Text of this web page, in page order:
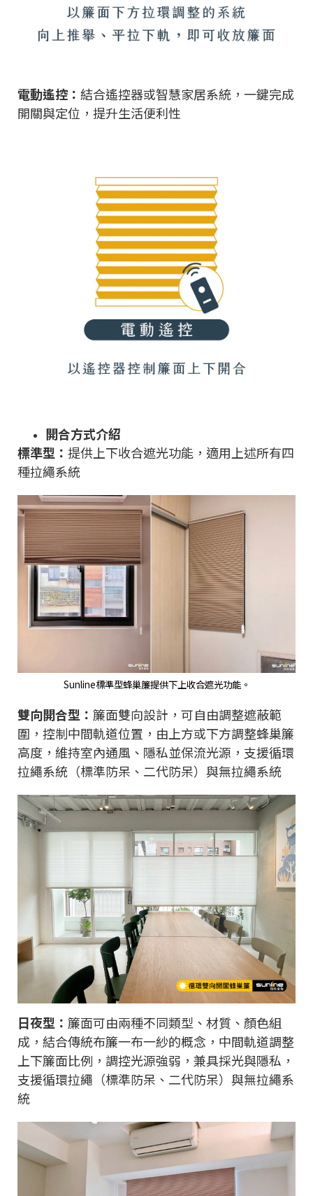
電動遙控： 結合遙控器或智慧家居系統，一鍵完成
開關與定位，提升生活便利性
開合方式介紹
標準型： 提供上下收合遮光功能，適用上述所有四
種拉繩系統
Sunline標準型蜂巢簾提供下上收合遮光功能。
雙向開合型： 簾面雙向設計，可自由調整遮蔽範
圍，控制中間軌道位置，由上方或下方調整蜂巢簾
高度，維持室內通風、隱私並保流光源，支援循環
拉繩系統（標準防呆、二代防呆）與無拉繩系統
日夜型： 簾面可由兩種不同類型、材質、顏色組
成，結合傳統布簾一布一紗的概念，中間軌道調整
上下簾面比例，調控光源強弱，兼具採光與隱私，
支援循環拉繩（標準防呆、二代防呆）與無拉繩系
統